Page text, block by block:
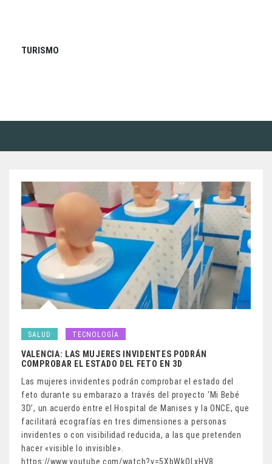
TURISMO
SALUD TECNOLOGÍA
VALENCIA: LAS MUJERES INVIDENTES PODRÁN
COMPROBAR EL ESTADO DEL FETO EN 3D
Las mujeres invidentes podrán comprobar el estado del
feto durante su embarazo a través del proyecto ‘Mi Bebé
3D’, un acuerdo entre el Hospital de Manises y la ONCE, que
facilitará ecografías en tres dimensiones a personas
invidentes o con visibilidad reducida, a las que pretenden
hacer «visible lo invisible».
https://www.youtube.com/watch?v=5XbWkOLxHV8